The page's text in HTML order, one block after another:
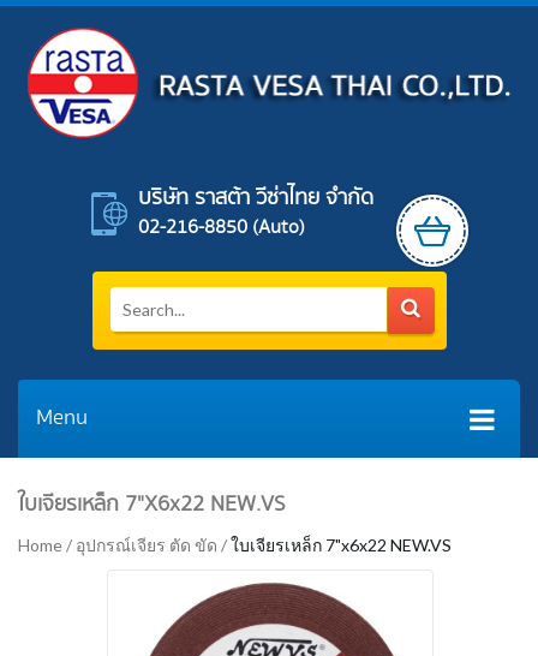
บริษัท ราสต้า วีซ่าไทย จำกัด
02-216-8850 (auto)
Menu
Home/ อุปกรณ์เจียร ตัด ขัด /ใบเจียรเหล็ก 7"x6x22 NEW.VS
ใบเจียรเหล็ก 7"x6x22 NEW.VS